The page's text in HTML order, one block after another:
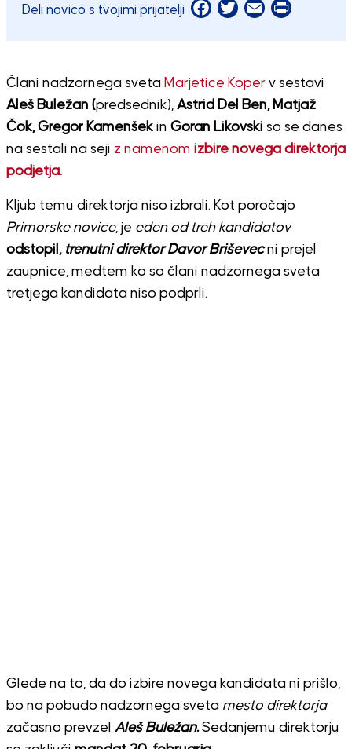
Deli novico s tvojimi prijatelji Facebook
Twitter
EmailPrint
Člani nadzornega sveta Marjetice Koperv sestavi
Aleš Buležan (predsednik), Astrid Del Ben, Matjaž
Čok, Gregor Kamenšekin Goran Likovski so se danes
na sestali na seji z namenom izbire novega direktorja
podjetja.
Kljub temu direktorja niso izbrali. Kot poročajo
Primorske novice, je eden od treh kandidatov
odstopil,trenutni direktor Davor Briševecni prejel
zaupnice, medtem ko so člani nadzornega sveta
tretjega kandidata niso podprli.
Glede na to, da do izbire novega kandidata ni prišlo,
bo na pobudo nadzornega svetamesto direktorja
začasno prevzel Aleš Buležan.Sedanjemu direktorju